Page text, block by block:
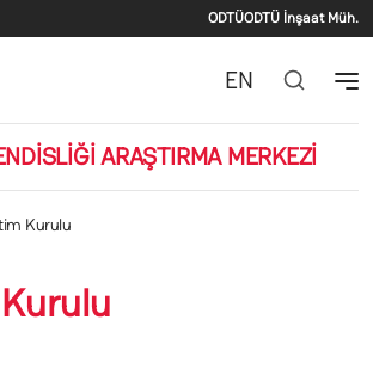
İkincil
ODTÜODTÜ İnşaat Müh.
ARAŞTIRMA MERKEZİ
EN
Kurulu